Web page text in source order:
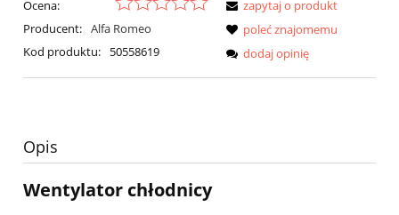
Ocena:
Producent: Alfa Romeo
Kod produktu:
50558619
zapytaj o produkt
poleć znajomemu
dodaj opinię
Opis
Wentylator chłodnicy